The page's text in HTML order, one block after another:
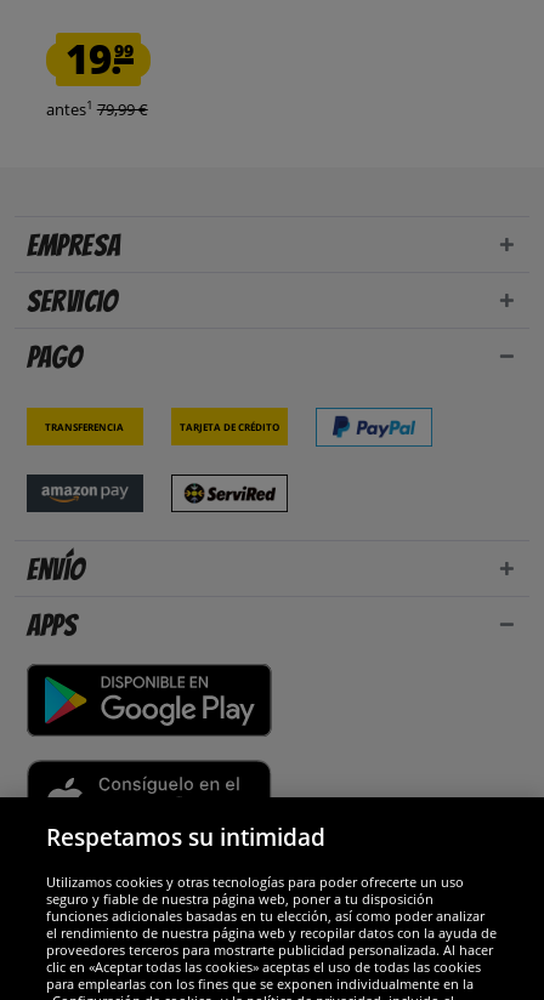
19.99
antes1 79,99 €
Empresa
Servicio
Pago
Transferencia Tarjeta de crédito
Envío
Apps
Socios y seguridad
Galardones
Respetamos su intimidad
Utilizamos cookies y otras tecnologías para poder ofrecerte un uso
seguro y fiable de nuestra página web, poner a tu disposición
funciones adicionales basadas en tu elección, así como poder analizar
el rendimiento de nuestra página web y recopilar datos con la ayuda de
proveedores terceros para mostrarte publicidad personalizada. Al hacer
clic en «Aceptar todas las cookies» aceptas el uso de todas las cookies
para emplearlas con los fines que se exponen individualmente en la